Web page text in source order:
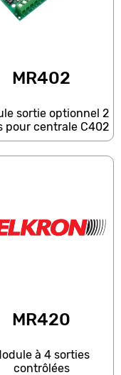
MR402
sortie optionnel 2
pour centrale C402
MR420
à 4 sorties
contrôlées